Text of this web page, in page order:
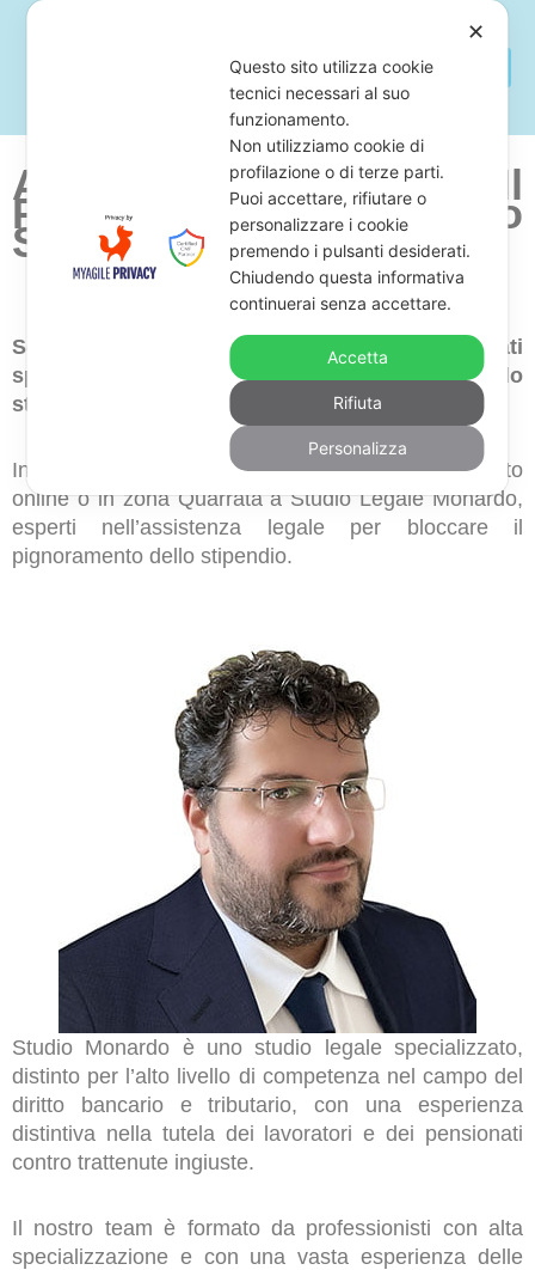
Avvocato Per Fermare Il
Pignoramento Dello
Stipendio a Quarrata
Sei alla ricerca di uno studio legale di avvocati
specializzati in opposizione al pignoramento dello
stipendio in zona Quarrata?
In questo caso, ti suggeriamo di chiedere un consulto
online o in zona Quarrata a Studio Legale Monardo,
esperti nell’assistenza legale per bloccare il
pignoramento dello stipendio.
Studio Monardo è uno studio legale specializzato,
distinto per l’alto livello di competenza nel campo del
diritto bancario e tributario, con una esperienza
distintiva nella tutela dei lavoratori e dei pensionati
contro trattenute ingiuste.
Il nostro team è formato da professionisti con alta
specializzazione e con una vasta esperienza delle
✕
Questo sito utilizza cookie
tecnici necessari al suo
funzionamento.
Non utilizziamo cookie di
profilazione o di terze parti.
Puoi accettare, rifiutare o
personalizzare i cookie
premendo i pulsanti desiderati.
Chiudendo questa informativa
continuerai senza accettare.
Accetta
Rifiuta
Personalizza